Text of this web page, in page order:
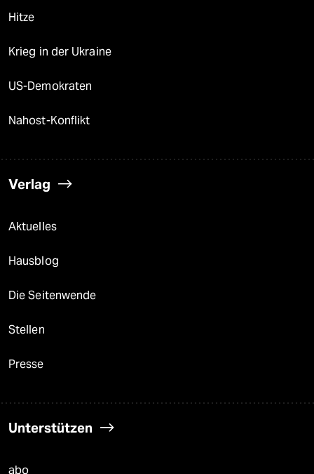
Hitze
Krieg in der Ukraine
US-Demokraten
Nahost-Konflikt
Verlag
Aktuelles
Hausblog
Die Seitenwende
Stellen
Presse
Unterstützen
abo